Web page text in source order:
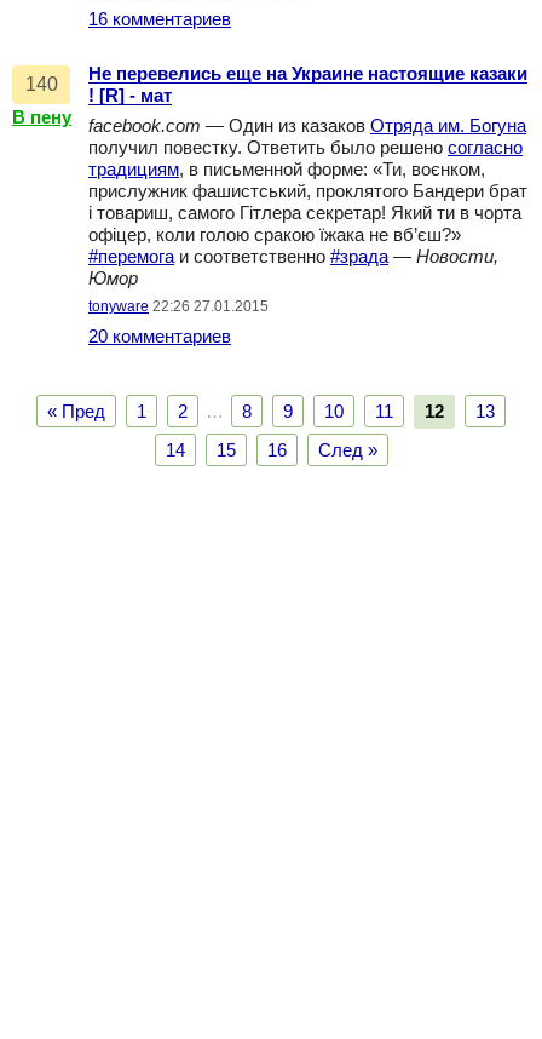
16 комментариев
140
В пену
Не перевелись еще на Украине настоящие казаки
! [R] - мат
facebook.com — Один из казаков Отряда им. Богуна
получил повестку. Ответить было решено согласно
традициям, в письменной форме: «Ти, воєнком,
прислужник фашистський, проклятого Бандери брат
і товариш, самого Гітлера секретар! Який ти в чорта
офіцер, коли голою сракою їжака не вб’єш?»
#перемога и соответственно #зрада — Новости,
Юмор
tonyware 22:26 27.01.2015
20 комментариев
« Пред 1 2 … 8 9 10 11 12
13
14
15 16 След »